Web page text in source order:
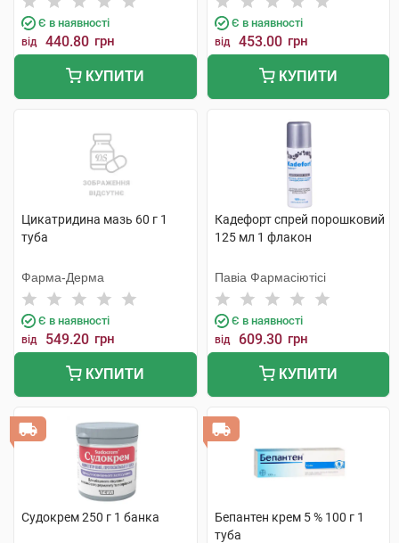
Є в наявності
від 440.80 грн
КУПИТИ
Є в наявності
від 453.00 грн
КУПИТИ
Цикатридина мазь 60 г 1
туба
Фарма-Дерма
Є в наявності
від 549.20 грн
КУПИТИ
Кадефорт спрей порошковий
125 мл 1 флакон
Павіа Фармасіютісі
Є в наявності
від 609.30 грн
КУПИТИ
Судокрем 250 г 1 банка
Бепантен крем 5 % 100 г 1
туба